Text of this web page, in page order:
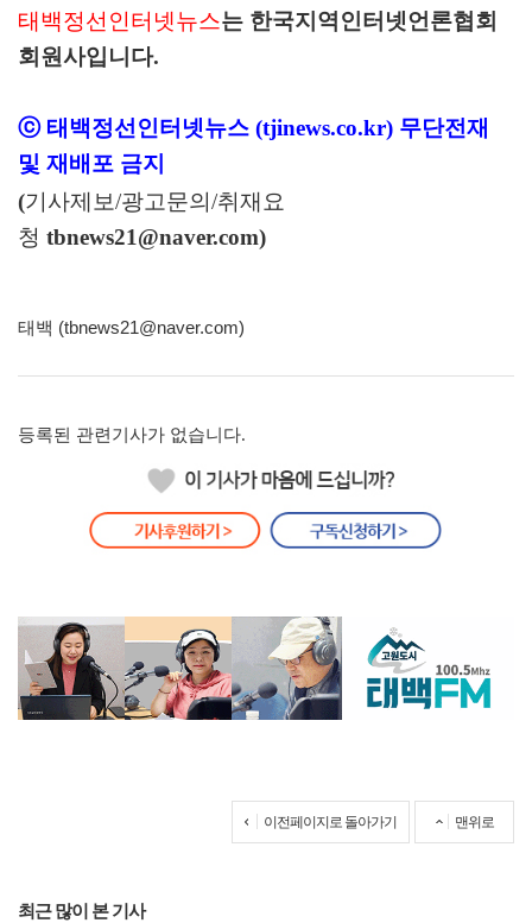
태백정선인터넷뉴스는 한국지역인터넷언론협회
회원사입니다.
ⓒ 태백정선인터넷뉴스 (tjinews.co.kr) 무단전재
및 재배포 금지
(기사제보/광고문의/취재요
청 tbnews21@naver.com)
태백 (tbnews21@naver.com)
등록된 관련기사가 없습니다.
이전페이지로 돌아가기 맨위로
최근 많이 본 기사